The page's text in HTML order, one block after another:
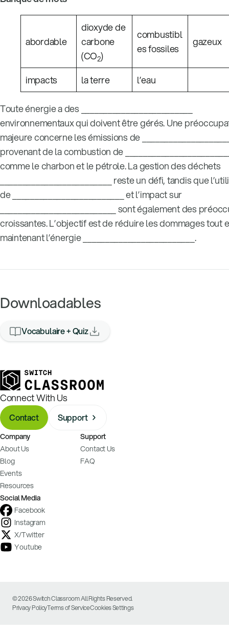
abordable
dioxyde de
carbone
(CO2)
combustibl
es fossiles
gazeux
impacts la terre l’eau
Toute énergie a des _________________________
environnementaux qui doivent être gérés. Une
majeure concerne les émissions de
provenant de la combustion de
comme le charbon et le pétrole. La gestion des déchets
_________________________ reste un défi, tandis que
de _________________________ et l’impact sur
__________________________ sont également des
croissantes. L’objectif est de réduire les dommages tout
maintenant l’énergie _________________________.
Downloadables
Vocabulaire + Quiz
Connect With Us
Contact Support
Company
About Us
Blog
Events
Resources
Support
Contact Us
FAQ
Social Media
Facebook
Instagram
X/Twitter
Youtube
© 2026 Switch Classroom All Rights Reserved.
Privacy PolicyTerms of ServiceCookies Settings